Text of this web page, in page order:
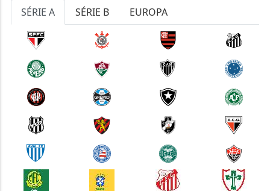
SÉRIE A SÉRIE B EUROPA